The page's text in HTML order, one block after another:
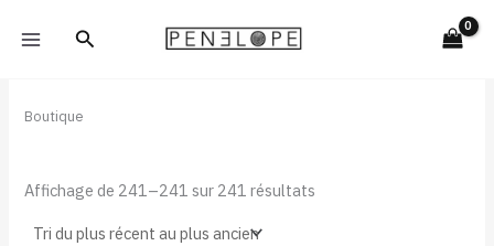
Rechercher
Boutique
Affichage de 241–241 sur 241 résultats